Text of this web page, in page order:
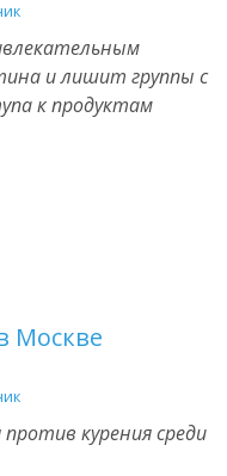
и лишит группы с
к продуктам
Москве
курения среди